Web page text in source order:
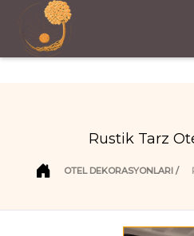
Rustik Tarz
OTEL DEKORASYONLARI